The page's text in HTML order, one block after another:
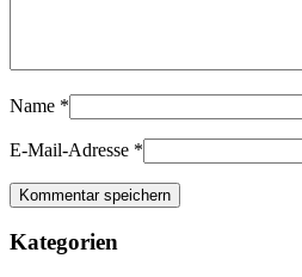
Name *
E-Mail-Adresse *
Kategorien